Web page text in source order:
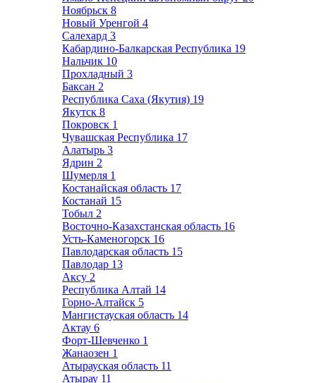
Ноябрьск 8
Новый Уренгой 4
Салехард 3
Кабардино-Балкарская Республика 19
Нальчик 10
Прохладный 3
Баксан 2
Республика Саха (Якутия) 19
Якутск 8
Покровск 1
Чувашская Республика 17
Алатырь 3
Ядрин 2
Шумерля 1
Костанайская область 17
Костанай 15
Тобыл 2
Восточно-Казахстанская область 16
Усть-Каменогорск 16
Павлодарская область 15
Павлодар 13
Аксу 2
Республика Алтай 14
Горно-Алтайск 5
Мангистауская область 14
Актау 6
Форт-Шевченко 1
Жанаозен 1
Атырауская область 11
Атырау 11